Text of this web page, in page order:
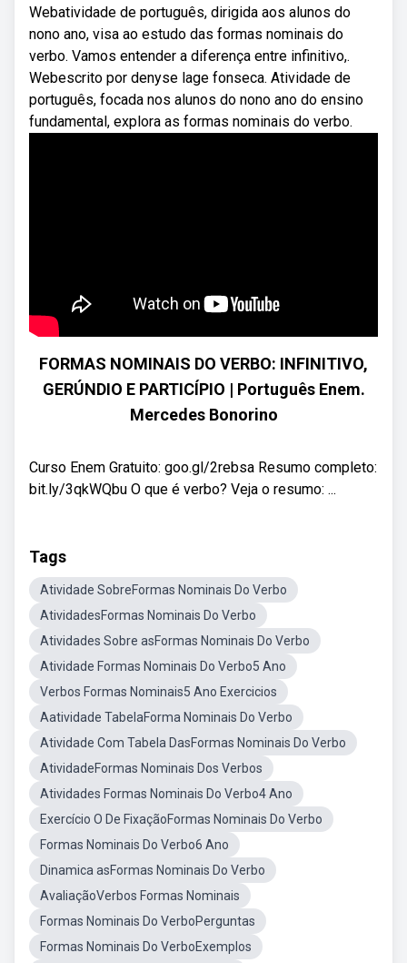
Webatividade de português, dirigida aos alunos do
nono ano, visa ao estudo das formas nominais do
verbo. Vamos entender a diferença entre infinitivo,.
Webescrito por denyse lage fonseca. Atividade de
português, focada nos alunos do nono ano do ensino
fundamental, explora as formas nominais do verbo.
FORMAS NOMINAIS DO VERBO: INFINITIVO,
GERÚNDIO E PARTICÍPIO | Português Enem.
Mercedes Bonorino
Curso Enem Gratuito: goo.gl/2rebsa Resumo completo:
bit.ly/3qkWQbu O que é verbo? Veja o resumo: ...
Tags
Atividade SobreFormas Nominais Do Verbo
AtividadesFormas Nominais Do Verbo
Atividades Sobre asFormas Nominais Do Verbo
Atividade Formas Nominais Do Verbo5 Ano
Verbos Formas Nominais5 Ano Exercicios
Aatividade TabelaForma Nominais Do Verbo
Atividade Com Tabela DasFormas Nominais Do Verbo
AtividadeFormas Nominais Dos Verbos
Atividades Formas Nominais Do Verbo4 Ano
Exercício O De FixaçãoFormas Nominais Do Verbo
Formas Nominais Do Verbo6 Ano
Dinamica asFormas Nominais Do Verbo
AvaliaçãoVerbos Formas Nominais
Formas Nominais Do VerboPerguntas
Formas Nominais Do VerboExemplos